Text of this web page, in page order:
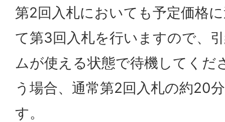
第2回入札においても予定価格
て第3回入札を行いますので、
ムが使える状態で待機してくだ
う場合、通常第2回入札の約20
す。